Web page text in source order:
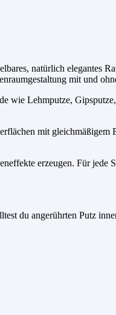
natürlich elegantes
mit und
wie Lehmputze,
mit gleichmäßigem
erzeugen. Für
du angerührten Putz